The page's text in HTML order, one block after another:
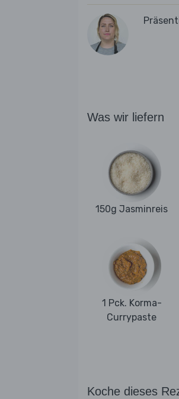
Was wir liefern
150g Jasminreis
1 Pck. Korma-
Currypaste
Koche dieses